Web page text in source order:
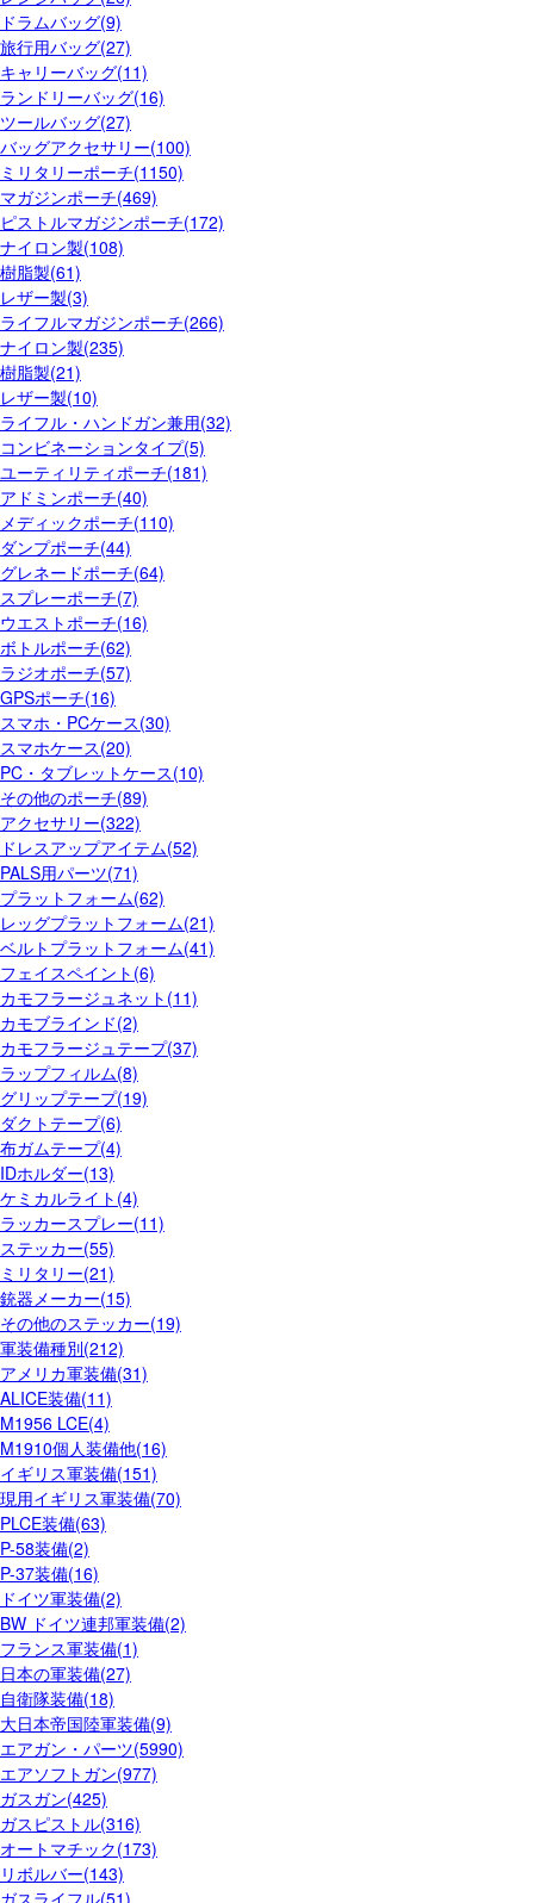
ドラムバッグ(9)
旅行用バッグ(27)
キャリーバッグ(11)
ランドリーバッグ(16)
ツールバッグ(27)
バッグアクセサリー(100)
ミリタリーポーチ(1150)
マガジンポーチ(469)
ピストルマガジンポーチ(172)
ナイロン製(108)
樹脂製(61)
レザー製(3)
ライフルマガジンポーチ(266)
ナイロン製(235)
樹脂製(21)
レザー製(10)
ライフル・ハンドガン兼用(32)
コンビネーションタイプ(5)
ユーティリティポーチ(181)
アドミンポーチ(40)
メディックポーチ(110)
ダンプポーチ(44)
グレネードポーチ(64)
スプレーポーチ(7)
ウエストポーチ(16)
ボトルポーチ(62)
ラジオポーチ(57)
GPSポーチ(16)
スマホ・PCケース(30)
スマホケース(20)
PC・タブレットケース(10)
その他のポーチ(89)
アクセサリー(322)
ドレスアップアイテム(52)
PALS用パーツ(71)
プラットフォーム(62)
レッグプラットフォーム(21)
ベルトプラットフォーム(41)
フェイスペイント(6)
カモフラージュネット(11)
カモブラインド(2)
カモフラージュテープ(37)
ラップフィルム(8)
グリップテープ(19)
ダクトテープ(6)
布ガムテープ(4)
IDホルダー(13)
ケミカルライト(4)
ラッカースプレー(11)
ステッカー(55)
ミリタリー(21)
銃器メーカー(15)
その他のステッカー(19)
軍装備種別(212)
アメリカ軍装備(31)
ALICE装備(11)
M1956 LCE(4)
M1910個人装備他(16)
イギリス軍装備(151)
現用イギリス軍装備(70)
PLCE装備(63)
P-58装備(2)
P-37装備(16)
ドイツ軍装備(2)
BW ドイツ連邦軍装備(2)
フランス軍装備(1)
日本の軍装備(27)
自衛隊装備(18)
大日本帝国陸軍装備(9)
エアガン・パーツ(5990)
エアソフトガン(977)
ガスガン(425)
ガスピストル(316)
オートマチック(173)
リボルバー(143)